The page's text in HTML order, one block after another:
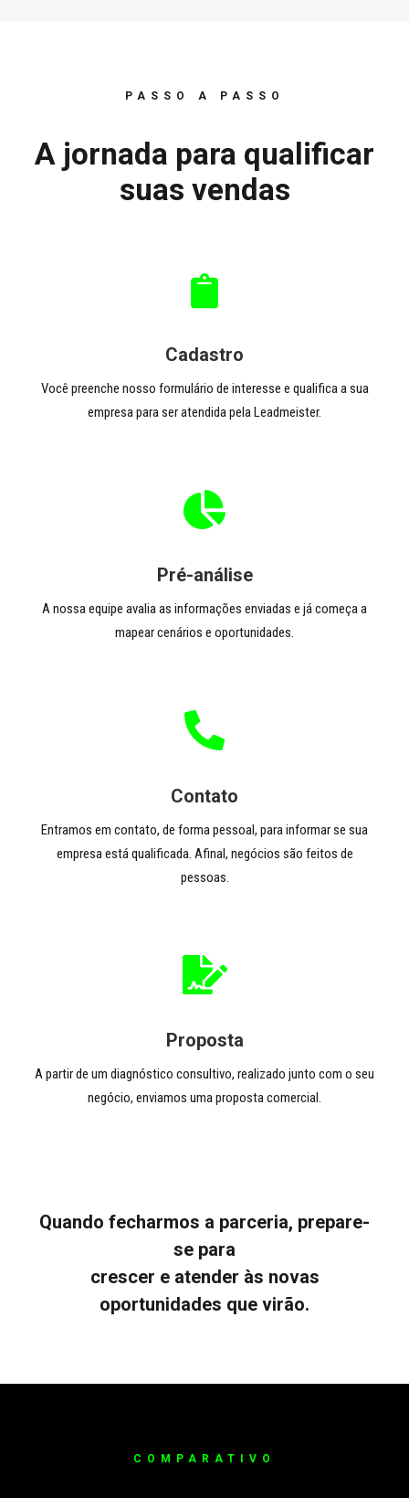
PASSO A PASSO
A jornada para qualificar
suas vendas
Cadastro
Você preenche nosso formulário de interesse e qualifica a sua
empresa para ser atendida pela Leadmeister.
Pré-análise
A nossa equipe avalia as informações enviadas e já começa a
mapear cenários e oportunidades.
Contato
Entramos em contato, de forma pessoal, para informar se sua
empresa está qualificada. Afinal, negócios são feitos de
pessoas.
Proposta
A partir de um diagnóstico consultivo, realizado junto com o seu
negócio, enviamos uma proposta comercial.
Quando fecharmos a parceria, prepare-
se para
crescer e atender às novas
oportunidades que virão.
COMPARATIVO